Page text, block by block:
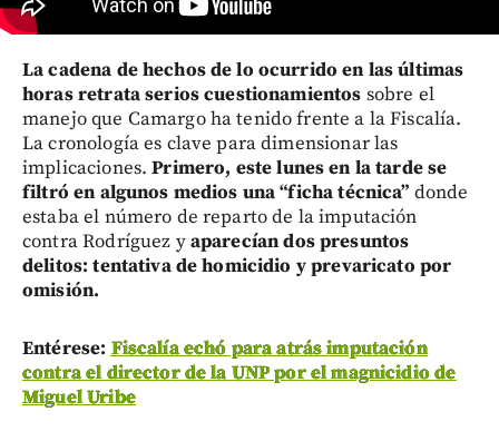
La cadena de hechos de lo ocurrido en las últimas
horas retrata serios cuestionamientos sobre el
manejo que Camargo ha tenido frente a la Fiscalía.
La cronología es clave para dimensionar las
implicaciones.Primero, este lunes en la tarde se
filtró en algunos medios una “ficha técnica” donde
estaba el número de reparto de la imputación
contra Rodríguez yaparecían dos presuntos
delitos: tentativa de homicidio y prevaricato por
omisión.
Entérese: Fiscalía echó para atrás imputación
contra el director de la UNP por el magnicidio de
Miguel Uribe